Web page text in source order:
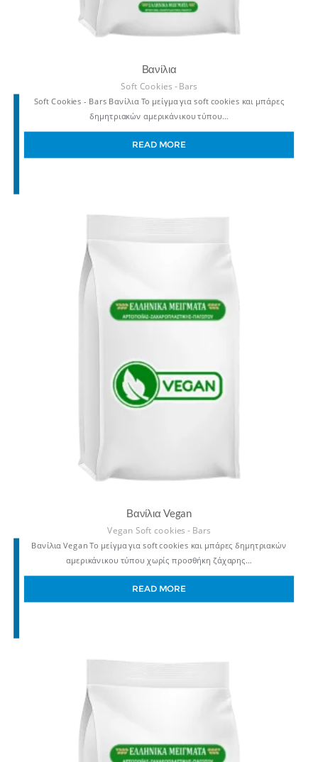
Βανίλια
Soft Cookies - Bars
Soft Cookies - Bars Βανίλια Το μείγμα για soft cookies και μπάρες
δημητριακών αμερικάνικου τύπου…
READ MORE
Βανίλια Vegan
Vegan Soft cookies - Bars
Βανίλια Vegan Το μείγμα για soft cookies και μπάρες δημητριακών
αμερικάνικου τύπου χωρίς προσθήκη ζάχαρης…
READ MORE